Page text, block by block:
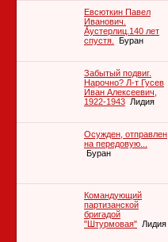
Евсюткин Павел
Иванович.
А́устерлиц.140 лет
спустя.
Буран
Забытый подвиг.
Нарочно? Л-т Гусев
Иван Алексеевич,
1922-1943 Лидия
Осужден, отправлен
на передовую...
Буран
Командующий
партизанской
бригадой
"Штурмовая" Лидия